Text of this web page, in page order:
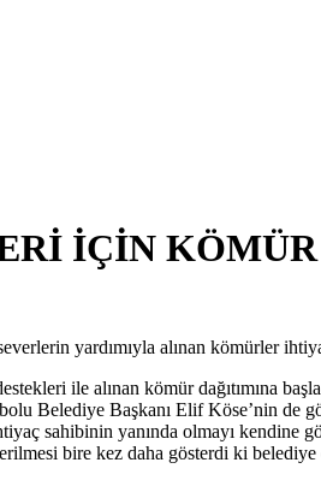
İÇİN
yardımıyla alınan kömürler
ile alınan kömür dağıtımına
Belediye Başkanı Elif Köse’nin de
sahibinin yanında olmayı kendine
bire kez daha gösterdi ki